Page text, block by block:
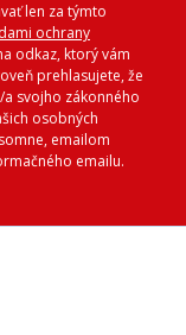
len za týmto
ochrany
odkaz, ktorý vám
prehlasujete, že
svojho zákonného
osobných
emailom
emailu.